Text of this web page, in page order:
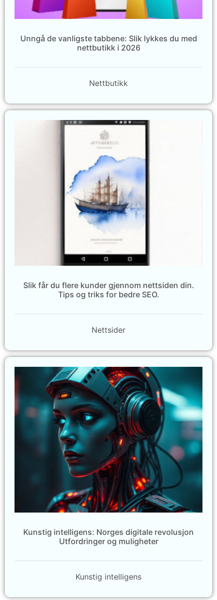
Unngå de vanligste tabbene: Slik lykkes du med
nettbutikk i 2026
Nettbutikk
Slik får du flere kunder gjennom nettsiden din.
Tips og triks for bedre SEO.
Nettsider
Kunstig intelligens: Norges digitale revolusjon
Utfordringer og muligheter
Kunstig intelligens